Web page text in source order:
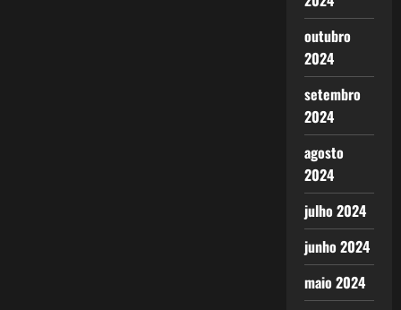
outubro
2024
setembro
2024
agosto
2024
julho 2024
junho 2024
maio 2024